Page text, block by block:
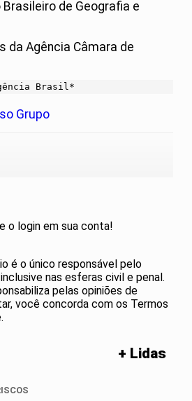
de Geografia e
da Agência Câmara de
Brasil*
o login em sua conta!
é o único responsável pelo
nas esferas civil e penal.
pelas opiniões de
você concorda com os Termos
+ Lidas